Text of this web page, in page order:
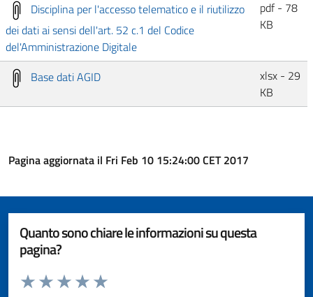
Disciplina per l'accesso telematico e il riutilizzo
dei dati ai sensi dell'art. 52 c.1 del Codice
del'Amministrazione Digitale
pdf - 78
KB
Base dati AGID
xlsx - 29
KB
Pagina aggiornata il Fri Feb 10 15:24:00 CET 2017
Quanto sono chiare le informazioni su questa
pagina?
Valuta da 1 a 5 stelle la pagina